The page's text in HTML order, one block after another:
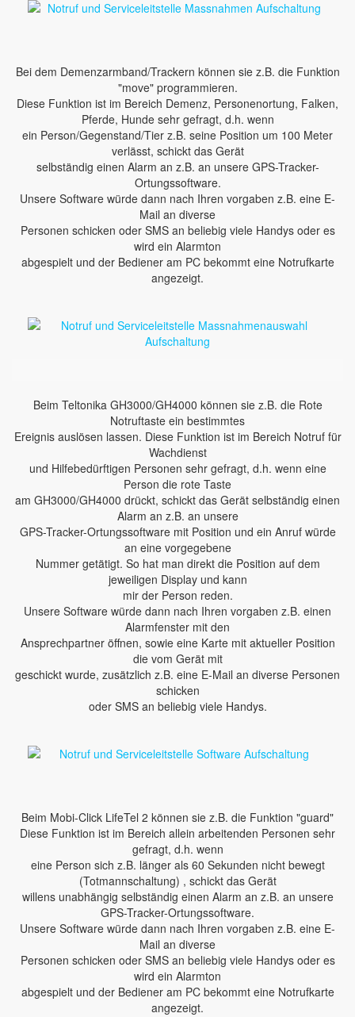
Bei dem Demenzarmband/Trackern können sie z.B. die Funktion
"move" programmieren.
Diese Funktion ist im Bereich Demenz, Personenortung, Falken,
Pferde, Hunde sehr gefragt, d.h. wenn
ein Person/Gegenstand/Tier z.B. seine Position um 100 Meter
verlässt, schickt das Gerät
selbständig einen Alarm an z.B. an unsere GPS-Tracker-
Ortungssoftware.
Unsere Software würde dann nach Ihren vorgaben z.B. eine E-
Mail an diverse
Personen schicken oder SMS an beliebig viele Handys oder es
wird ein Alarmton
abgespielt und der Bediener am PC bekommt eine Notrufkarte
angezeigt.
Beim Teltonika GH3000/GH4000 können sie z.B. die Rote
Notruftaste ein bestimmtes
Ereignis auslösen lassen. Diese Funktion ist im Bereich Notruf für
Wachdienst
und Hilfebedürftigen Personen sehr gefragt, d.h. wenn eine
Person die rote Taste
am GH3000/GH4000 drückt, schickt das Gerät selbständig einen
Alarm an z.B. an unsere
GPS-Tracker-Ortungssoftware mit Position und ein Anruf würde
an eine vorgegebene
Nummer getätigt. So hat man direkt die Position auf dem
jeweiligen Display und kann
mir der Person reden.
Unsere Software würde dann nach Ihren vorgaben z.B. einen
Alarmfenster mit den
Ansprechpartner öffnen, sowie eine Karte mit aktueller Position
die vom Gerät mit
geschickt wurde, zusätzlich z.B. eine E-Mail an diverse Personen
schicken
oder SMS an beliebig viele Handys.
Beim Mobi-Click LifeTel 2 können sie z.B. die Funktion "guard"
Diese Funktion ist im Bereich allein arbeitenden Personen sehr
gefragt, d.h. wenn
eine Person sich z.B. länger als 60 Sekunden nicht bewegt
(Totmannschaltung) , schickt das Gerät
willens unabhängig selbständig einen Alarm an z.B. an unsere
GPS-Tracker-Ortungssoftware.
Unsere Software würde dann nach Ihren vorgaben z.B. eine E-
Mail an diverse
Personen schicken oder SMS an beliebig viele Handys oder es
wird ein Alarmton
abgespielt und der Bediener am PC bekommt eine Notrufkarte
angezeigt.